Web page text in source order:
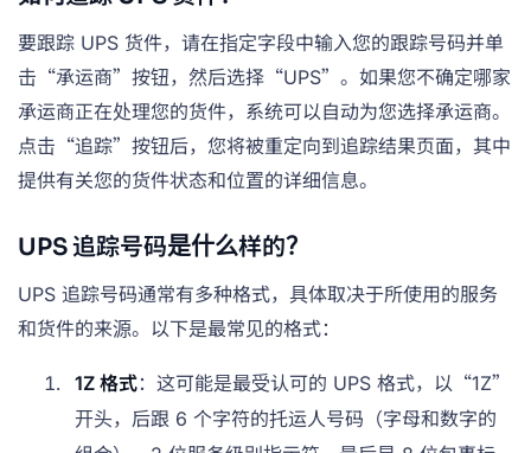
要跟踪 UPS 货件，请在指定字段中输入您的跟踪号码并单
击“承运商”按钮，然后选择“UPS”。如果您不确定哪家
承运商正在处理您的货件，系统可以自动为您选择承运商。
点击“追踪”按钮后，您将被重定向到追踪结果页面，其中
提供有关您的货件状态和位置的详细信息。
UPS 追踪号码是什么样的？
UPS 追踪号码通常有多种格式，具体取决于所使用的服务
和货件的来源。以下是最常见的格式：
1Z 格式：这可能是最受认可的 UPS 格式，以“1Z”
开头，后跟 6 个字符的托运人号码（字母和数字的